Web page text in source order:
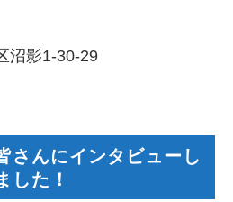
沼影1-30-29
さんにインタビューし
した！